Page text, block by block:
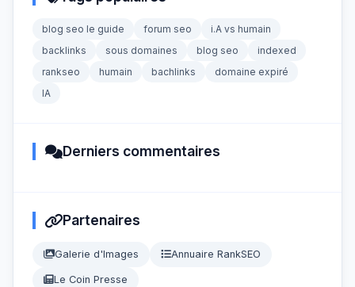
blog seo le guide forum seo
i.A vs humain
backlinks
sous domaines blog seo
indexed
rankseo
humain bachlinks
domaine expiré
IA
Derniers commentaires
Partenaires
Galerie d'Images Annuaire RankSEO
Le Coin Presse